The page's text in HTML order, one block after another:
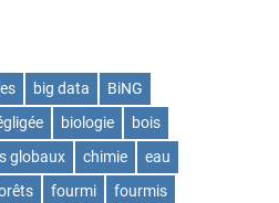
big data
BiNG
biologie
bois
globaux chimie
eau
fourmi
fourmis